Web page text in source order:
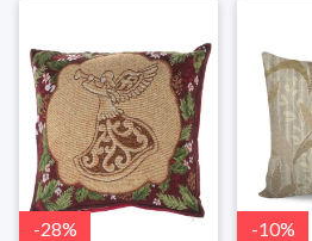
-28% -10%